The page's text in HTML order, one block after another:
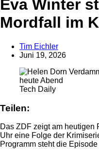
Anzeige
Eva Winter
Mordfall im
Tim Eichler
Juni 19, 2026
Tech Daily
Teilen:
Das ZDF zeigt am heutigen
Uhr eine Folge der
Programm steht die Episode